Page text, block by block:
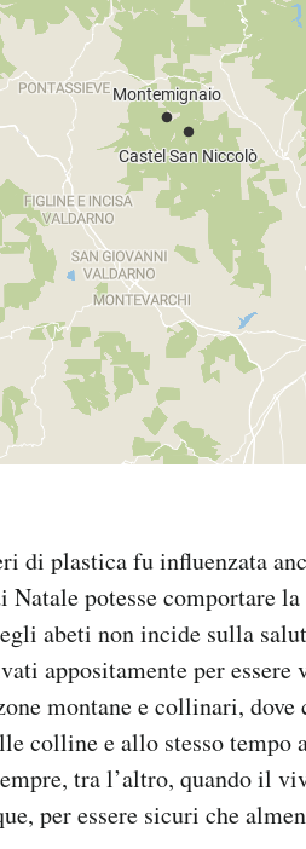
di plastica fu influenzata
potesse comportare
abeti non incide sulla
appositamente per
montane e collinari,
colline e allo stesso
tra l’altro, quando il
per essere sicuri che